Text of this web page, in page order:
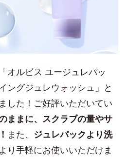
オルビス ユージュレパッ
ングジュレウォッシュ」と
した！ご好評いただいてい
ままに、スクラブの量やサ
また、 ジュレパックより洗
り手軽にお使いいただけま